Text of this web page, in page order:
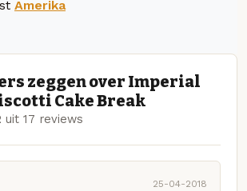
Amerika
zeggen over Imperial
Cake Break
uit 17 reviews
25-04-2018